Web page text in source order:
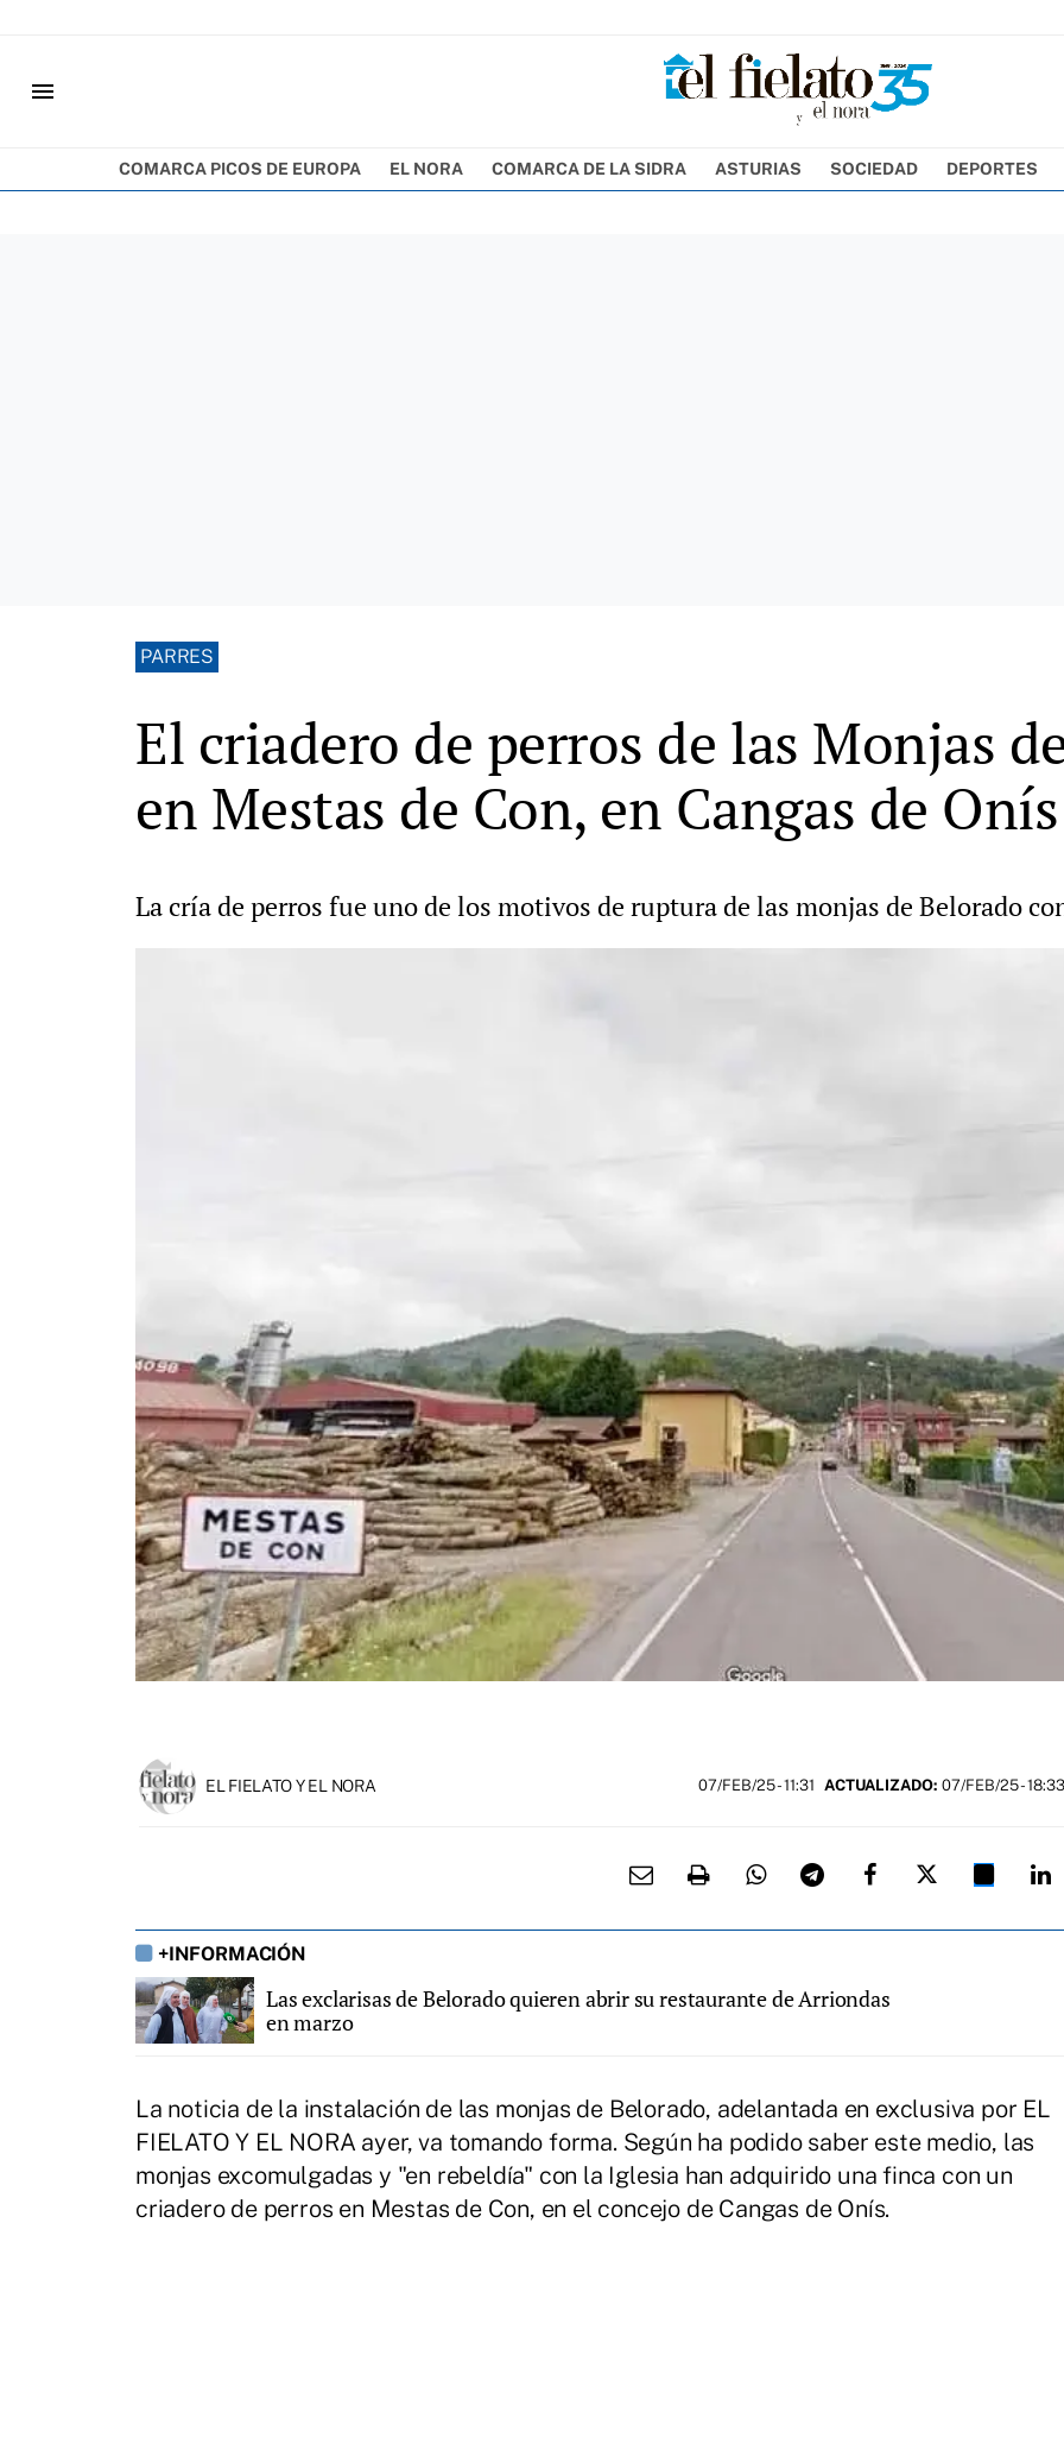
menu
COMARCA PICOS DE EUROPA EL NORA COMARCA DE LA SIDRA ASTURIAS SOCIEDAD DEPORTES
PARRES
El criadero de perros de las Monjas
en Mestas de Con, en Cangas de Onís
La cría de perros fue uno de los motivos de ruptura de las monjas de Belorado
EL FIELATO Y EL NORA 07/FEB/25- 11:31 ACTUALIZADO: 07/FEB/25 - 18:33
+INFORMACIÓN
Las exclarisas de Belorado quieren abrir su restaurante de Arriondas
en marzo
La noticia de la instalación de las monjas de Belorado, adelantada en exclusiva por EL
FIELATO Y EL NORA ayer, va tomando forma. Según ha podido saber este medio, las
monjas excomulgadas y "en rebeldía" con la Iglesia han adquirido una finca con un
criadero de perros en Mestas de Con, en el concejo de Cangas de Onís.